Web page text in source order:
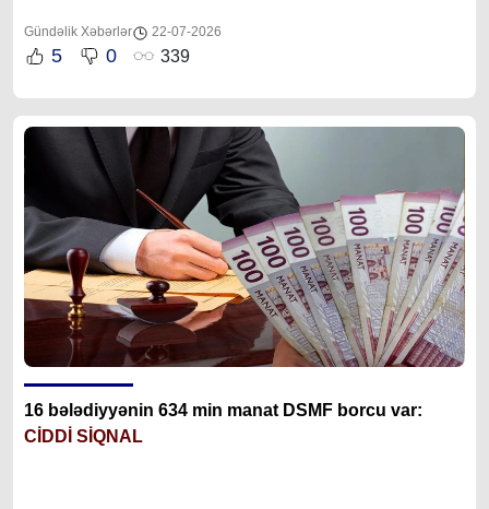
Gündəlik Xəbərlər 22-07-2026
5 0 339
16 bələdiyyənin 634 min manat DSMF borcu var:
CİDDİ SİQNAL